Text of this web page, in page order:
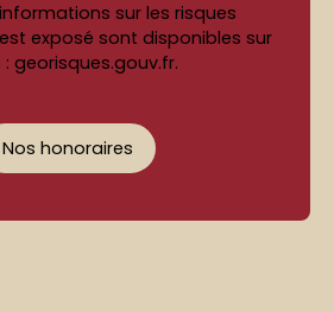
informations sur les risques
exposé sont disponibles sur
georisques.gouv.fr.
Nos honoraires